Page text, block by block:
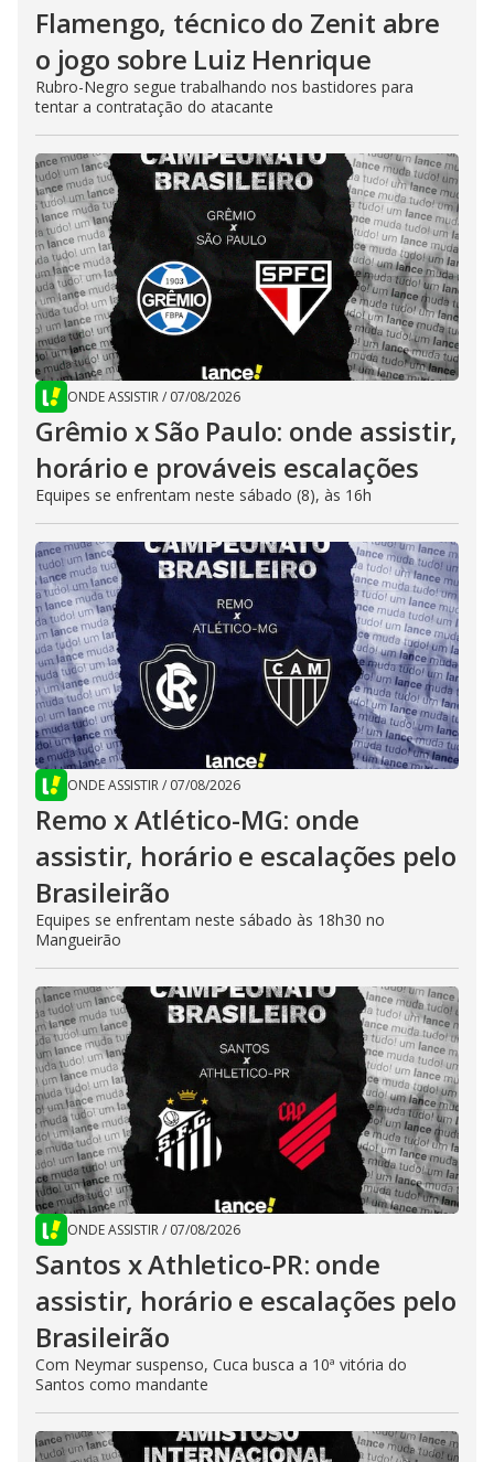
Flamengo, técnico do Zenit abre
o jogo sobre Luiz Henrique
Rubro-Negro segue trabalhando nos bastidores para
tentar a contratação do atacante
ONDE ASSISTIR/ 07/08/2026
Grêmio x São Paulo: onde assistir,
horário e prováveis escalações
Equipes se enfrentam neste sábado (8), às 16h
ONDE ASSISTIR/ 07/08/2026
Remo x Atlético-MG: onde
assistir, horário e escalações pelo
Brasileirão
Equipes se enfrentam neste sábado às 18h30 no
Mangueirão
ONDE ASSISTIR/ 07/08/2026
Santos x Athletico-PR: onde
assistir, horário e escalações pelo
Brasileirão
Com Neymar suspenso, Cuca busca a 10ª vitória do
Santos como mandante